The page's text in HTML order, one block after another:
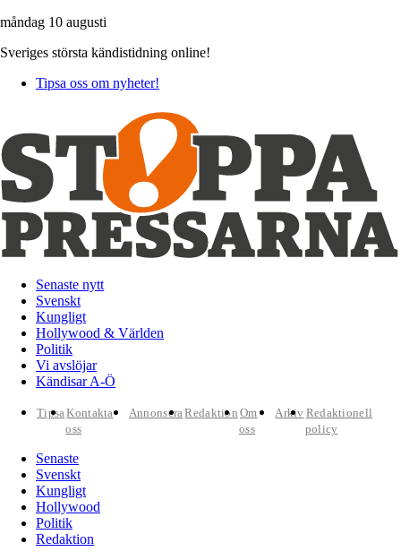
måndag 10 augusti
Sveriges största kändistidning online!
Tipsa oss om nyheter!
Senaste nytt
Svenskt
Kungligt
Hollywood & Världen
Politik
Vi avslöjar
Kändisar A-Ö
TipsaKontakta
oss
AnnonseraRedaktion Om
oss
Arkiv Redaktionell
policy
Senaste
Svenskt
Kungligt
Hollywood
Politik
Redaktion